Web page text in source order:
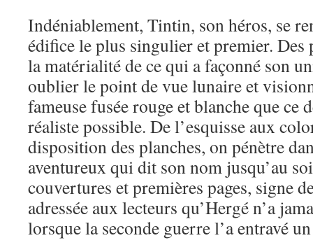
Indéniablement, Tintin, son héros, se
édifice le plus singulier et premier. Des
la matérialité de ce qui a façonné son
oublier le point de vue lunaire et
fameuse fusée rouge et blanche que ce
réaliste possible. De l’esquisse aux
disposition des planches, on pénètre
aventureux qui dit son nom jusqu’au
couvertures et premières pages, signe
adressée aux lecteurs qu’Hergé n’a
lorsque la seconde guerre l’a entravé